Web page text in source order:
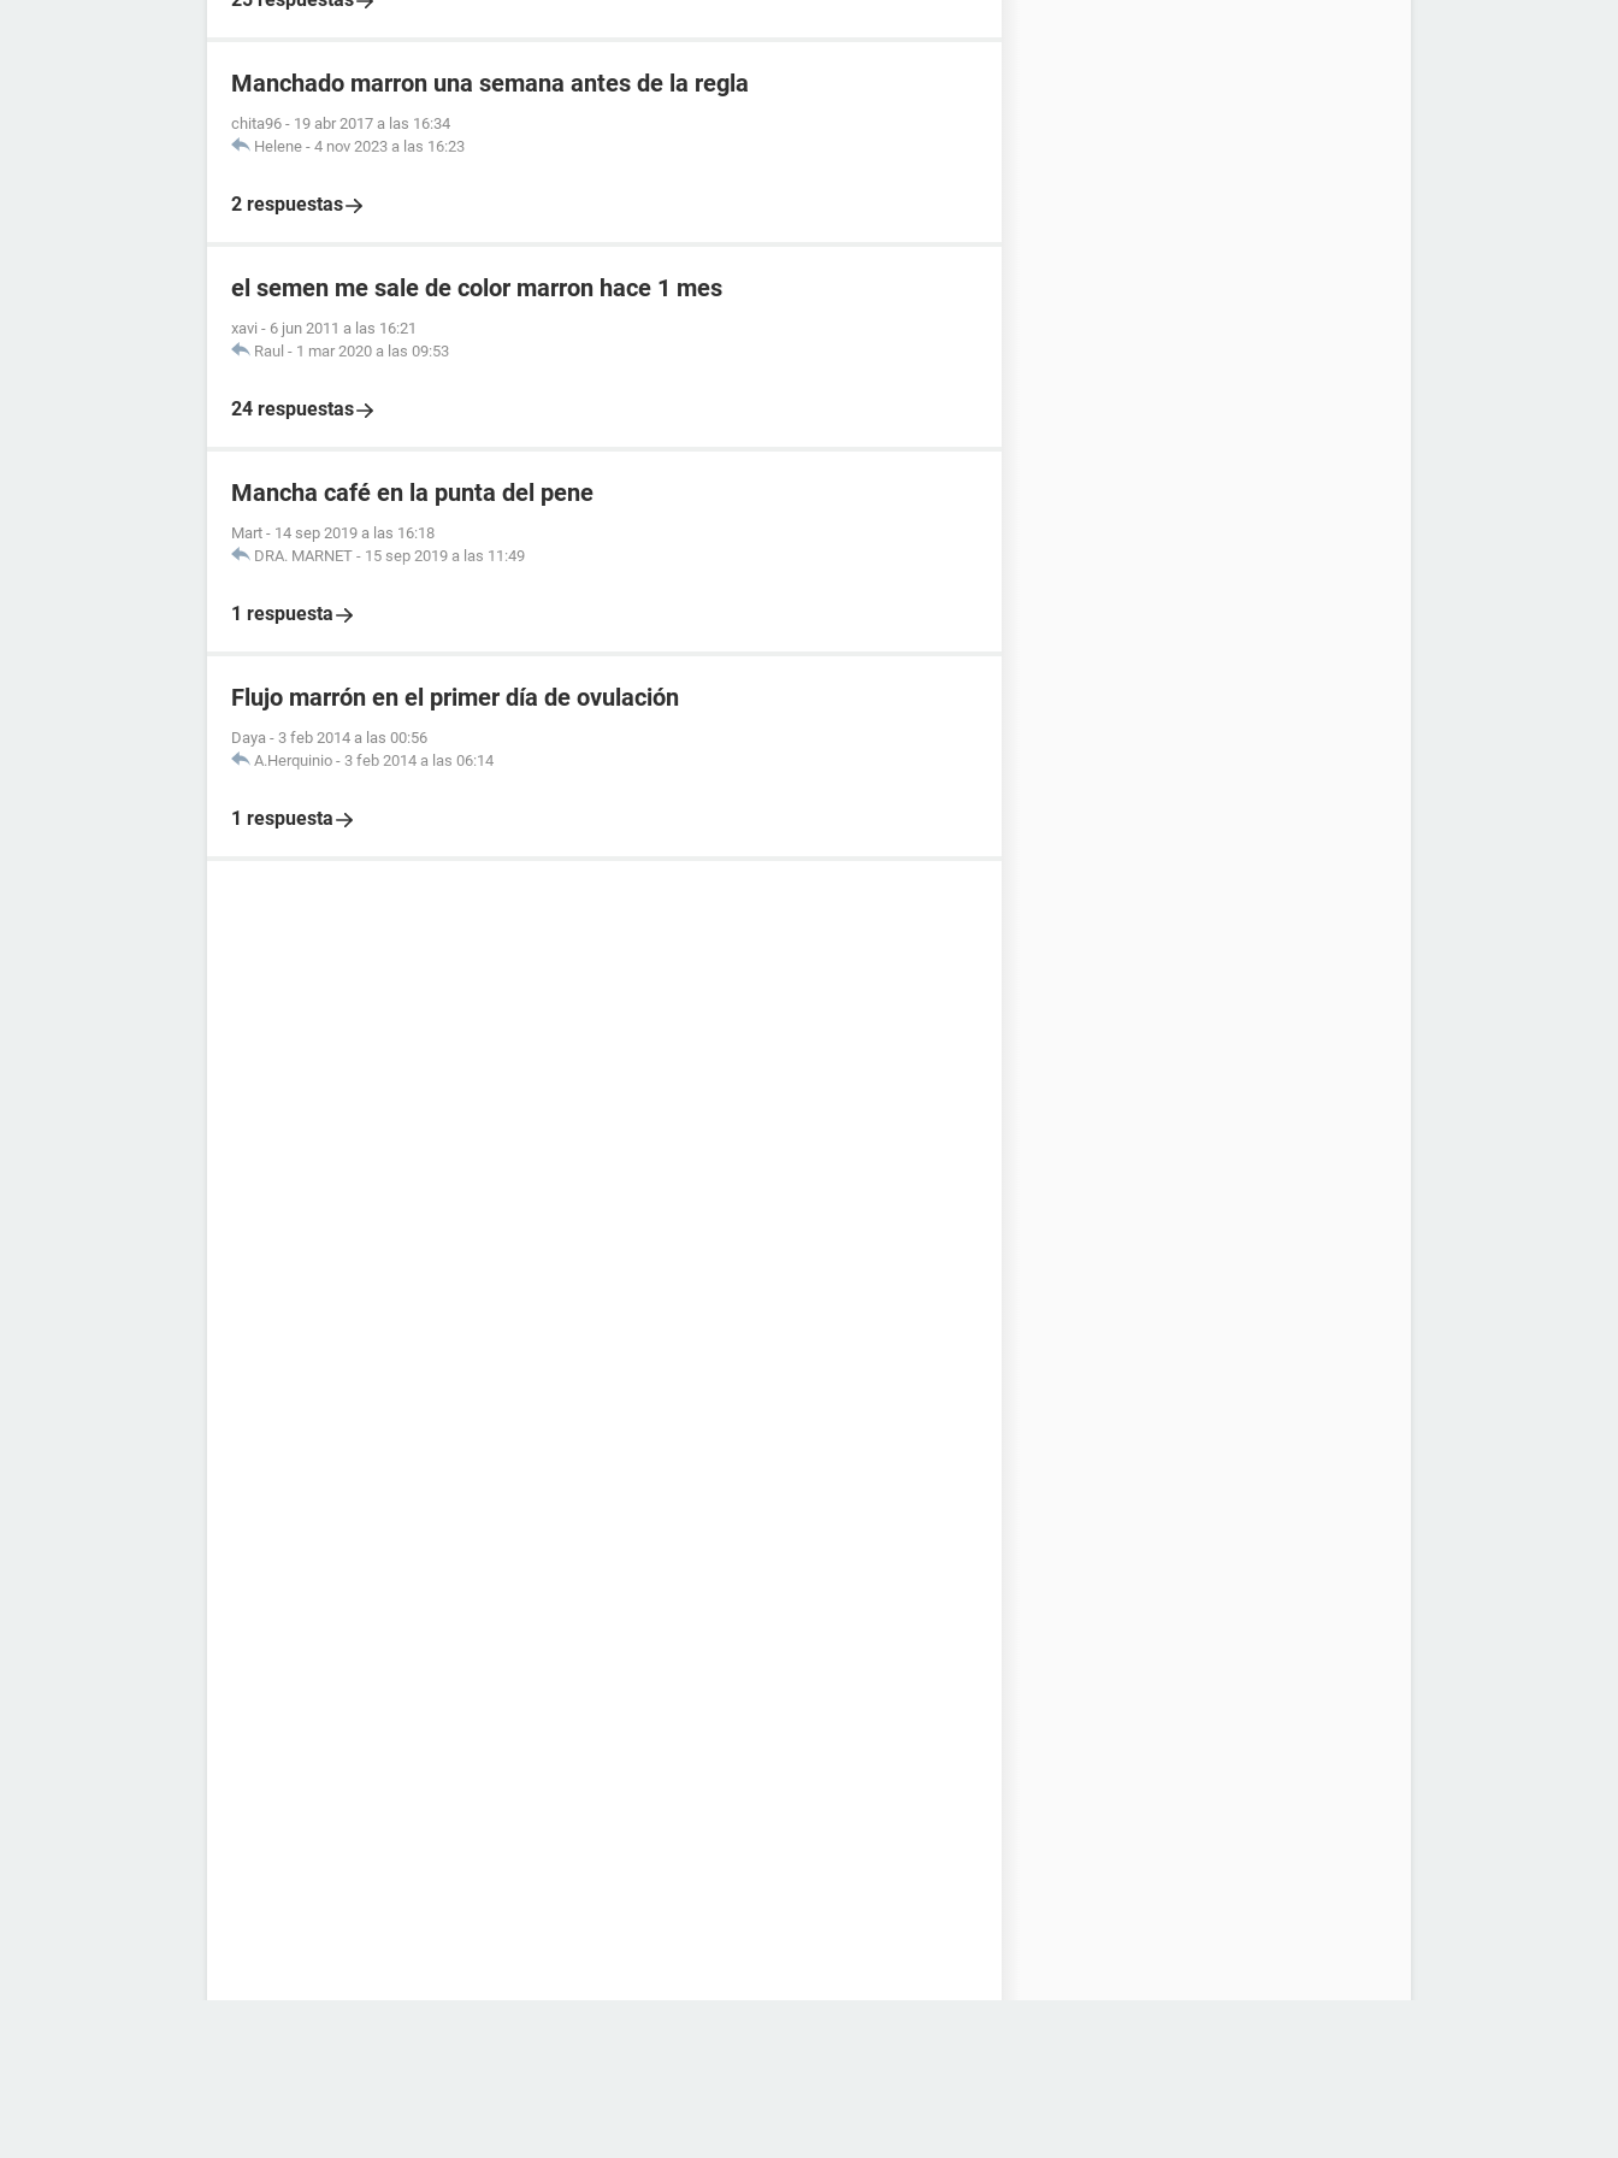
Manchado marron una semana antes de la regla
chita96 - 19 abr 2017 a las 16:34
Helene - 4 nov 2023 a las 16:23
2 respuestas
el semen me sale de color marron hace 1 mes
xavi - 6 jun 2011 a las 16:21
Raul - 1 mar 2020 a las 09:53
24 respuestas
Mancha café en la punta del pene
Mart - 14 sep 2019 a las 16:18
DRA. MARNET - 15 sep 2019 a las 11:49
1 respuesta
Flujo marrón en el primer día de ovulación
Daya - 3 feb 2014 a las 00:56
A.Herquinio - 3 feb 2014 a las 06:14
1 respuesta